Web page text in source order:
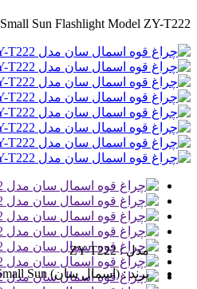
Small Sun Flashlight Model ZY-T222
مدل :ZY-T222
برند :Small Sun (اسمال سان)